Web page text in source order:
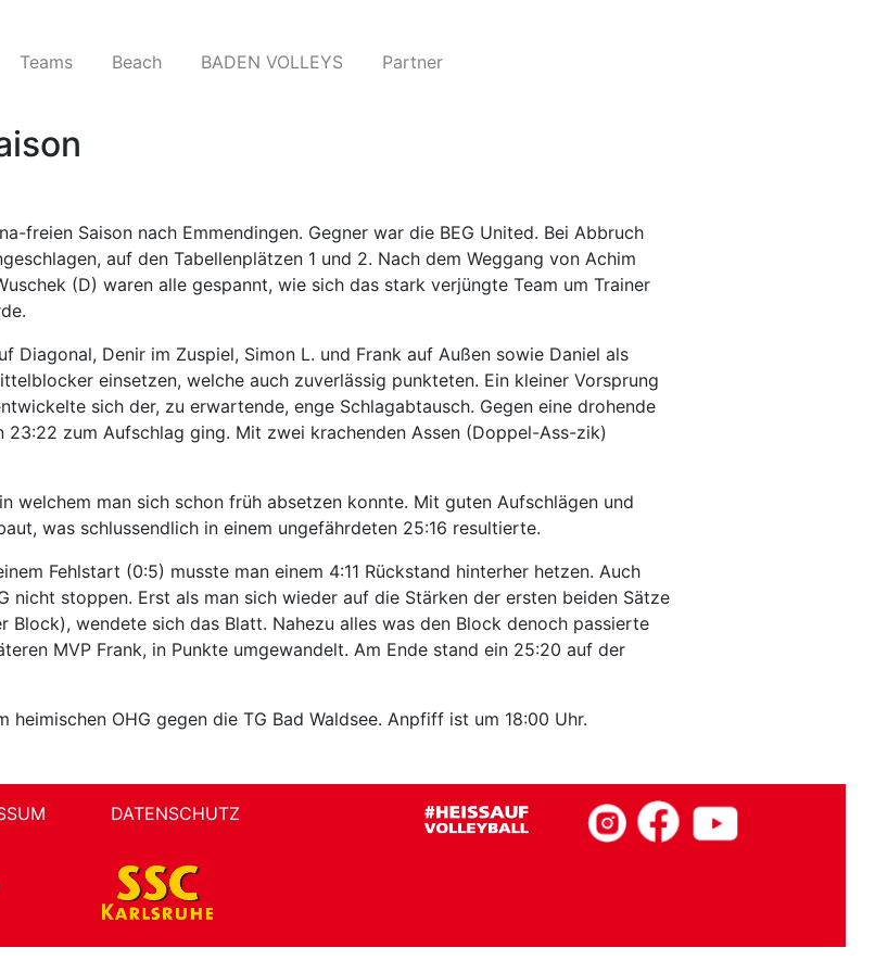
Teams​ Beach BADEN VOLLEYS Partner
freien Saison nach Emmendingen. Gegner war die BEG United. Bei Abbruch
auf den Tabellenplätzen 1 und 2. Nach dem Weggang von Achim
(D) waren alle gespannt, wie sich das stark verjüngte Team um Trainer
Diagonal, Denir im Zuspiel, Simon L. und Frank auf Außen sowie Daniel als
einsetzen, welche auch zuverlässig punkteten. Ein kleiner Vorsprung
sich der, zu erwartende, enge Schlagabtausch. Gegen eine drohende
zum Aufschlag ging. Mit zwei krachenden Assen (Doppel-Ass-zik)
welchem man sich schon früh absetzen konnte. Mit guten Aufschlägen und
was schlussendlich in einem ungefährdeten 25:16 resultierte.
Fehlstart (0:5) musste man einem 4:11 Rückstand hinterher hetzen. Auch
nicht stoppen. Erst als man sich wieder auf die Stärken der ersten beiden Sätze
Block), wendete sich das Blatt. Nahezu alles was den Block denoch passierte
MVP Frank, in Punkte umgewandelt. Am Ende stand ein 25:20 auf der
OHG gegen die TG Bad Waldsee. Anpfiff ist um 18:00 Uhr.
DATENSCHUTZ